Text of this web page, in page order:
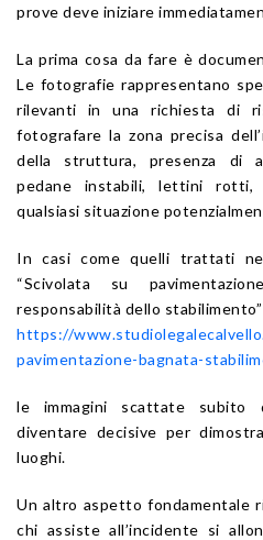
prove deve iniziare
La prima cosa da fare è
Le fotografie rappresentano
rilevanti in una richiesta di
fotografare la zona precisa
della struttura, presenza di
pedane instabili, lettini rotti,
qualsiasi situazione
In casi come quelli trattati
“Scivolata su
responsabilità dello stabilimento”
https://
pavimentazione-bagnata-
le immagini scattate subito
diventare decisive per
luoghi.
Un altro aspetto fondamentale
chi assiste all’incidente si